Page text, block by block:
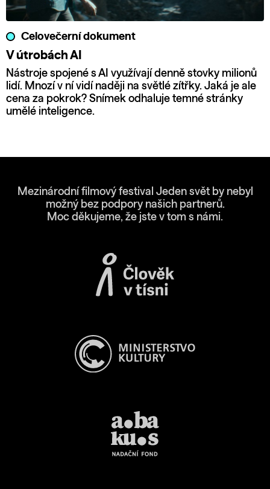
Celovečerní dokument
V útrobách AI
Nástroje spojené s AI využívají denně stovky milionů
lidí. Mnozí v ní vidí naději na světlé zítřky. Jaká je ale
cena za pokrok? Snímek odhaluje temné stránky
umělé inteligence.
Mezinárodní filmový festival Jeden svět by nebyl
možný bez podpory našich partnerů.
Moc děkujeme, že jste v tom s námi.